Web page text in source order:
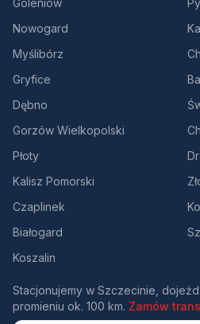
Goleniów
Nowogard
Myślibórz
Gryfice
Dębno
Gorzów Wielkopolski
Płoty
Kalisz Pomorski
Czaplinek
Białogard
Koszalin
Stacjonujemy w Szczecinie,
promieniu ok. 100 km. Zamów